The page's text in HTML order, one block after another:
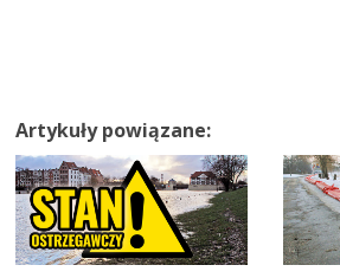
Artykuły powiązane: